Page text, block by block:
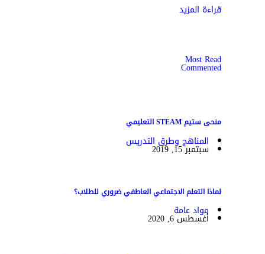
قراءة المزيد
Most Read
Commented
منحى ستيم STEAM التعليمي
المناهج وطرق التدريس
سبتمبر 15, 2019
لماذا التعلم الاجتماعي العاطفي ضروري للطلاب؟
مواد عامة
أغسطس 6, 2020